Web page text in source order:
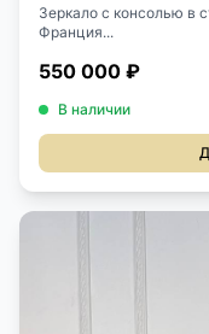
Зеркало с консолью в
Франция...
550 000 ₽
В наличии